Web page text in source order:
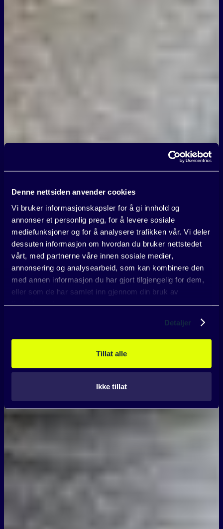
Denne nettsiden anvender cookies
Vi bruker informasjonskapsler for å gi innhold og
annonser et personlig preg, for å levere sosiale
mediefunksjoner og for å analysere trafikken vår. Vi deler
dessuten informasjon om hvordan du bruker nettstedet
vårt, med partnerne våre innen sosiale medier,
annonsering og analysearbeid, som kan kombinere den
med annen informasjon du har gjort tilgjengelig for dem,
eller som de har samlet inn gjennom din bruk av
tjenestene deres.
Detaljer
Tillat alle
Ikke tillat